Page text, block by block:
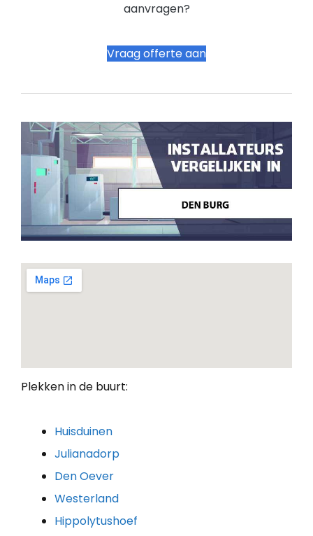
aanvragen?
Vraag offerte aan
Plekken in de buurt:
Huisduinen
Julianadorp
Den Oever
Westerland
Hippolytushoef